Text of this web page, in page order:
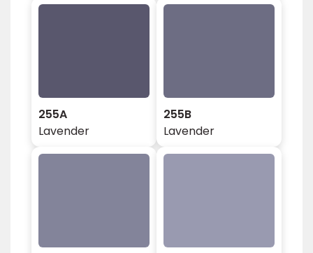
255A
Lavender
255B
Lavender